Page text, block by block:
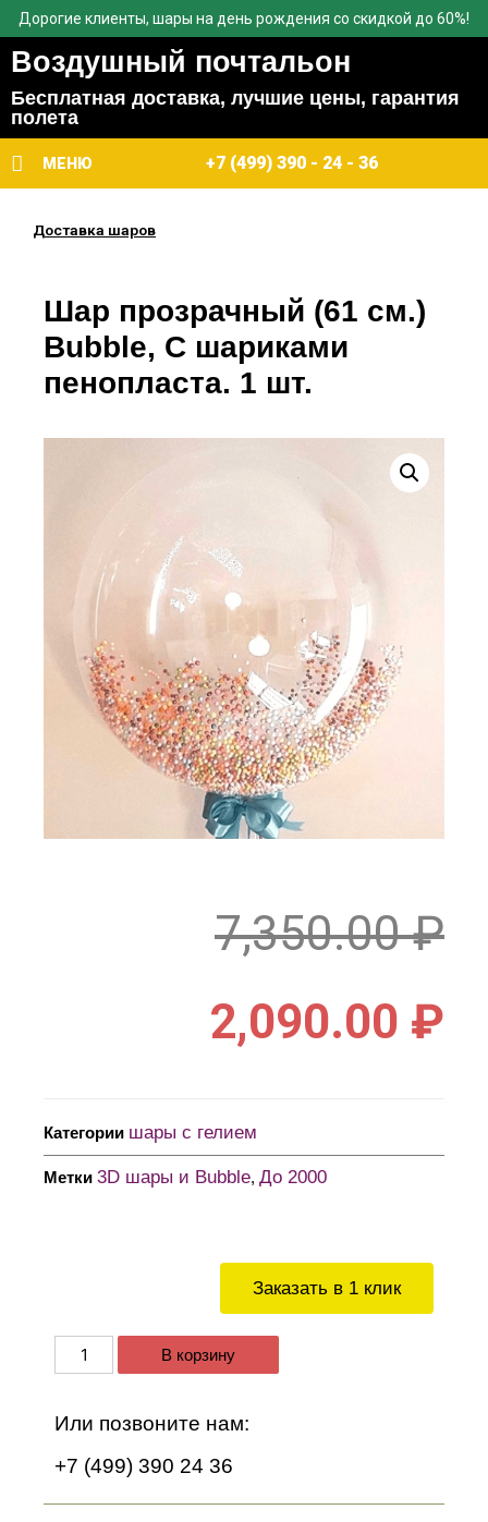
Дорогие клиенты, шары на день рождения со скидкой до 60%!
Воздушный почтальон
Бесплатная доставка, лучшие цены, гарантия
полета
МЕНЮ +7 (499) 390 - 24 - 36
Доставка шаров
Заказать в 1 клик
В корзину
Или позвоните нам:
+7 (499) 390 24 36
Шар прозрачный (61 см.)
Bubble, С шариками
пенопласта. 1 шт.
7,350.00₽
2,090.00 ₽
Категории шары с гелием
Метки 3D шары и Bubble, До 2000